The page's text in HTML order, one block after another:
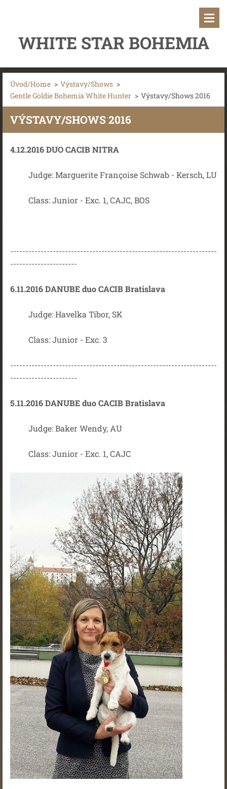
WHITE STAR BOHEMIA
Úvod/Home > Výstavy/Shows >
Gentle Goldie Bohemia White Hunter > Výstavy/Shows 2016
VÝSTAVY/SHOWS 2016
4.12.2016 DUO CACIB NITRA
Judge:Marguerite Françoise Schwab - Kersch, LU
Class: Junior - Exc. 1, CAJC, BOS
--------------------------------------------------------------------
----------------------
6.11.2016 DANUBE duo CACIB Bratislava
Judge: Havelka Tibor, SK
Class: Junior - Exc. 3
--------------------------------------------------------------------
----------------------
5.11.2016 DANUBE duo CACIB Bratislava
Judge: Baker Wendy, AU
Class: Junior - Exc. 1, CAJC